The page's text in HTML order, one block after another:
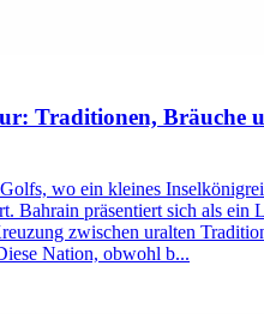
Traditionen, Bräuche
wo ein kleines
Bahrain präsentiert sich als ein
zwischen uralten
Nation, obwohl b...